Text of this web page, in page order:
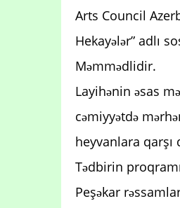
Arts Council
Hekayələr” adlı
Məmmədlidir.
Layihənin əsas
cəmiyyətdə
heyvanlara qarşı
Tədbirin
Peşəkar